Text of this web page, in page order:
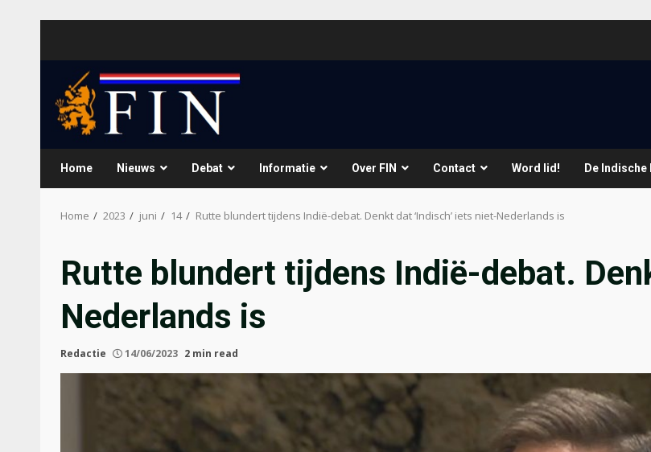
Home Nieuws Debat Informatie Over FIN Contact Word lid! De Indische
Home 2023 juni 14 Rutte blundert tijdens Indië-debat. Denkt dat ‘Indisch’ iets niet-Nederlands is
Rutte blundert tijdens Indië-debat.
Nederlands is
Redactie 14/06/2023 2 min read